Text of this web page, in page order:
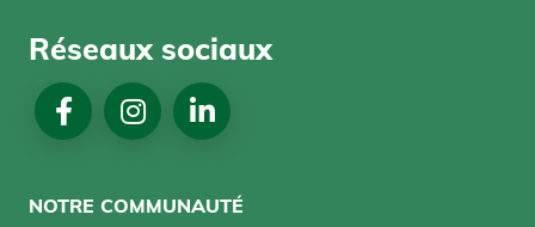
Réseaux sociaux
NOTRE COMMUNAUTÉ